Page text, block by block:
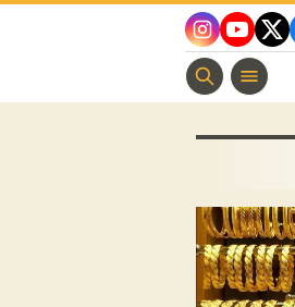
twitter
youtube
instagram
منوعات مسيحية